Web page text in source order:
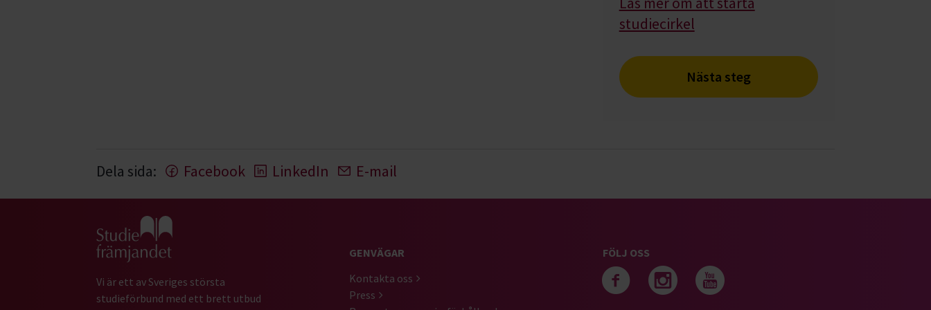
studiecirkel
Nästa steg
Dela sida: Facebook LinkedIn E-mail
Gå till studiefrämjandets startsida
Vi är ett av Sveriges största
studieförbund med ett brett utbud
GENVÄGAR
Kontakta oss
Press
FÖLJ OSS
Följ oss på facebook
Följ oss på instagram
Följ oss på youtube